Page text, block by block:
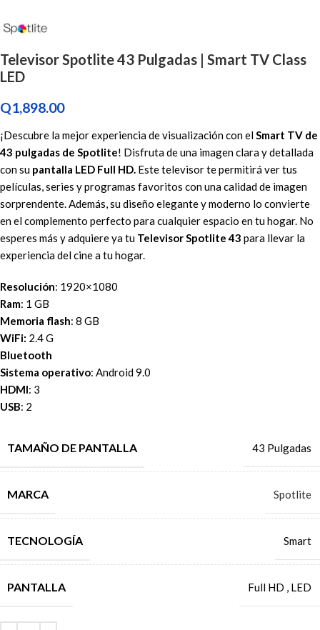
Televisor Spotlite 43 Pulgadas | Smart TV Class
LED
Q1,898.00
¡Descubre la mejor experiencia de visualización con elSmart TV de
43 pulgadas de Spotlite! Disfruta de una imagen clara y detallada
con su pantalla LED Full HD. Este televisor te permitirá ver tus
películas, series y programas favoritos con una calidad de imagen
sorprendente. Además, su diseño elegante y moderno lo convierte
en el complemento perfecto para cualquier espacio en tu hogar. No
esperes más y adquiere ya tu Televisor Spotlite 43 para llevar la
experiencia del cine a tu hogar.
Resolución: 1920×1080
Ram: 1 GB
Memoria flash: 8 GB
WiFi: 2.4 G
Bluetooth
Sistema operativo: Android 9.0
HDMI: 3
USB: 2
TAMAÑO DE PANTALLA 43 Pulgadas
MARCA Spotlite
TECNOLOGÍA Smart
PANTALLA Full HD , LED